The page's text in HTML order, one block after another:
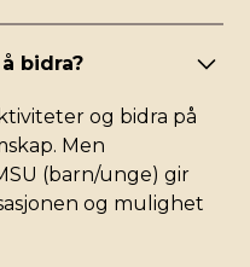
bidra?
og bidra på
Men
(barn/unge) gir
og mulighet